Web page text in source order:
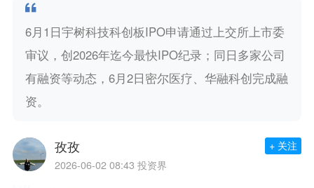
6月1日宇树科技科创板IPO申请通过上交所上市委
审议，创2026年迄今最快IPO纪录；同日多家公司
有融资等动态，6月2日密尔医疗、华融科创完成融
资。
孜孜
2026-06-02 08:43 投资界
+ 关注